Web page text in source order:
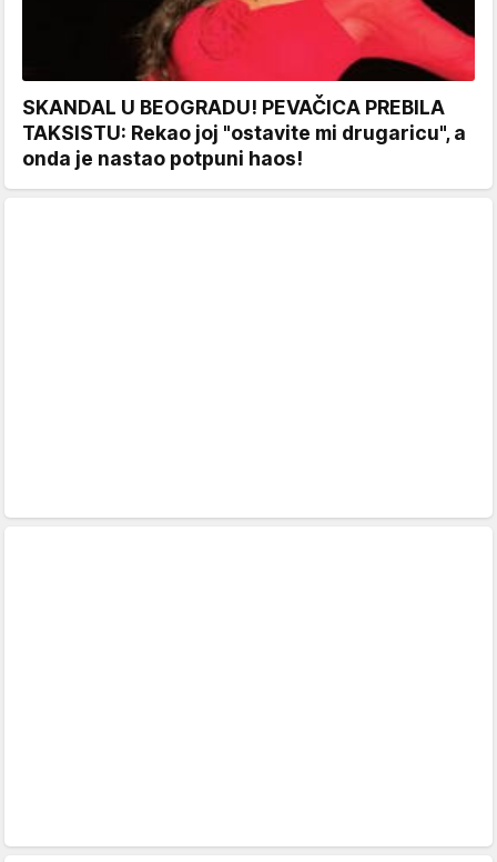
SKANDAL U BEOGRADU! PEVAČICA PREBILA
TAKSISTU: Rekao joj "ostavite mi drugaricu", a
onda je nastao potpuni haos!